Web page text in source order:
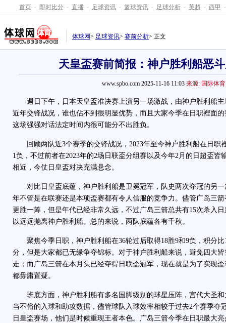
首页 - 即时比分 - 直播 - 足球资讯 - 篮球资讯 - 足球分析 - 英超 - 西甲 -
体球网> 足球资讯> 赛前分析> 正文
天皇盃赛前简报：神户胜利船恶
www.spbo.com 2025-11-16 11:03 来源: 国际体育
週日下午，日本天皇盃准决赛上演另一场激战，由神户胜利船主
近年交锋战况，谁也佔不到很明显优势，而且大家今季在日职裡面
这场强强对话法定时间内很可能分不出胜负。
回顾两队近3个赛季的交锋战况，2023年至今神户胜利船在日职
1负，不过前者在2023年的2场日联盃分组赛以及今年2月的日超盃皆
相近，今仗日皇盃对决充满悬念。
对比日皇盃底蕴，神户胜利船是卫冕冠军，队史两次夺冠的另一
年不管是在联赛还是本项盃赛都有令人信服的竞争力。儘管广岛三
更胜一筹，但是年代已经非常久远，不过广岛三箭总共有15次杀入
以远远抛离神户胜利船。总的来说，两队底蕴各有千秋。
聚焦今季日职，神户胜利船在36轮过后取得18胜9和9负，积分比
分，但是大家都已无缘争夺锦标。对于神户胜利船来说，避免四大
走；而广岛三箭在本月头已经夺得日联盃冠军，现在就是为了实现
都毋庸置疑。
班底方面，神户胜利船有多名国脚级别的球星压阵，宫代大圣和
当不俗的入球和助攻数据，儘管球队入球效率相较于过去2个赛季夺
日皇盃赛场，他们是时候重现王者本色。广岛三箭今季在日职最大